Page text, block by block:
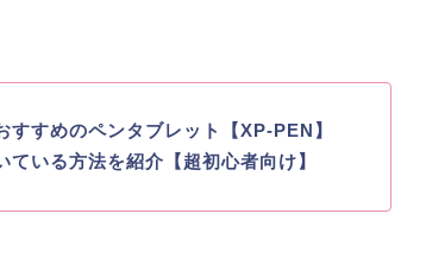
すめのペンタブレット【XP-PEN】
いる方法を紹介【超初心者向け】